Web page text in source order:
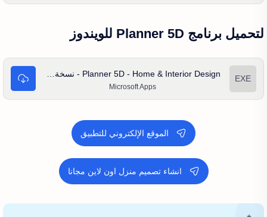
لتحميل برنامج Planner 5D للويندوز
Microsoft Apps
الموقع الإلكتروني للتطبيق
انشاء تصميم منزل اون لاين مجانا